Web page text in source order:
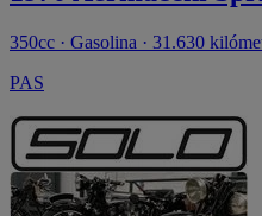
350cc · Gasolina · 31.630
PAS